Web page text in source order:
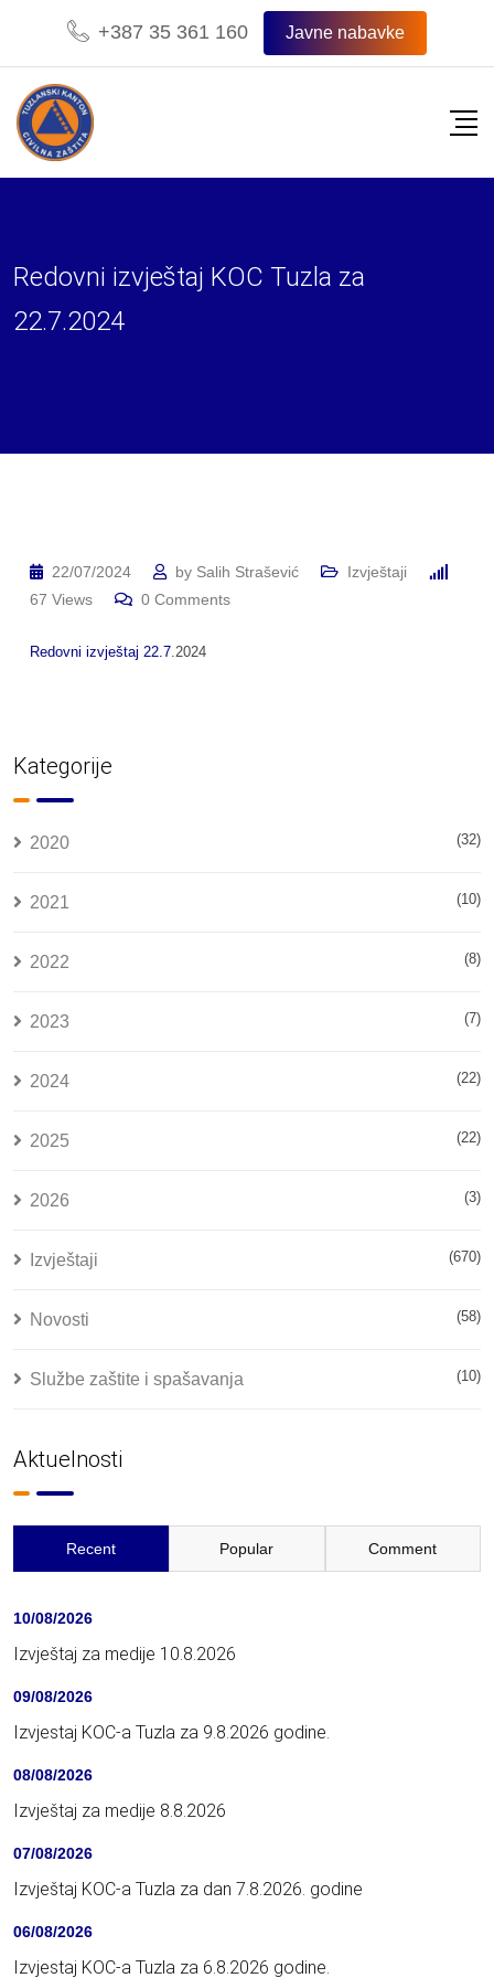
content
+387 35 361 160 Javne nabavke
Redovni izvještaj KOC Tuzla za
22.7.2024
22/07/2024 by Salih Strašević
Izvještaji
67 Views 0 Comments
Redovni izvještaj 22.7.2024
Kategorije
2020 (32)
2021 (10)
2022 (8)
2023 (7)
2024 (22)
2025 (22)
2026 (3)
Izvještaji (670)
Novosti (58)
Službe zaštite i spašavanja (10)
Aktuelnosti
Recent Popular Comment
10/08/2026
Izvještaj za medije 10.8.2026
09/08/2026
Izvjestaj KOC-a Tuzla za 9.8.2026 godine.
08/08/2026
Izvještaj za medije 8.8.2026
07/08/2026
Izvještaj KOC-a Tuzla za dan 7.8.2026. godine
06/08/2026
Izvjestaj KOC-a Tuzla za 6.8.2026 godine.